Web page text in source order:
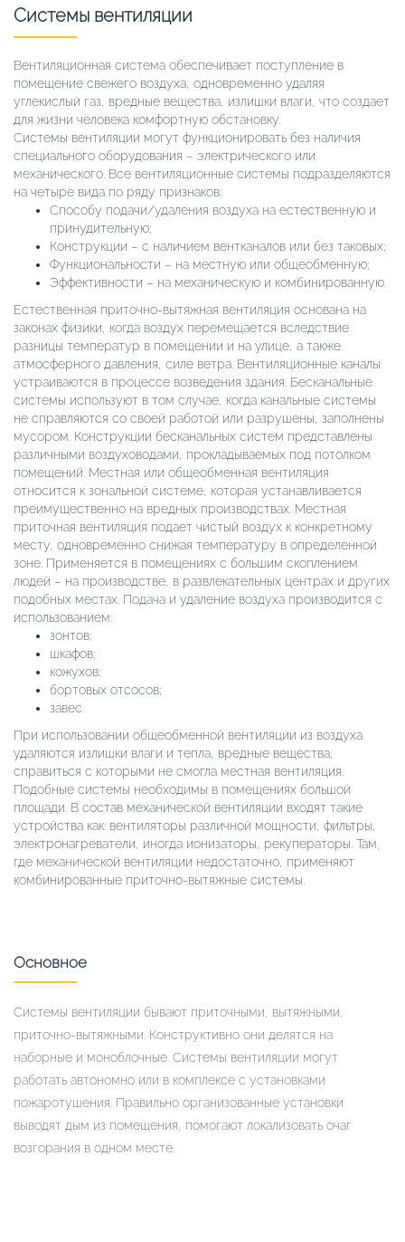
Системы вентиляции
Вентиляционная система обеспечивает поступление в
помещение свежего воздуха, одновременно удаляя
углекислый газ, вредные вещества, излишки влаги, что создает
для жизни человека комфортную обстановку.
Системы вентиляции могут функционировать без наличия
специального оборудования – электрического или
механического. Все вентиляционные системы подразделяются
на четыре вида по ряду признаков:
Способу подачи/удаления воздуха на естественную и
принудительную;
Конструкции – с наличием вентканалов или без таковых;
Функциональности – на местную или общеобменную;
Эффективности – на механическую и комбинированную.
Естественная приточно-вытяжная вентиляция основана на
законах физики, когда воздух перемещается вследствие
разницы температур в помещении и на улице, а также
атмосферного давления, силе ветра. Вентиляционные каналы
устраиваются в процессе возведения здания. Бесканальные
системы используют в том случае, когда канальные системы
не справляются со своей работой или разрушены, заполнены
мусором. Конструкции бесканальных систем представлены
различными воздуховодами, прокладываемых под потолком
помещений. Местная или общеобменная вентиляция
относится к зональной системе, которая устанавливается
преимущественно на вредных производствах. Местная
приточная вентиляция подает чистый воздух к конкретному
месту, одновременно снижая температуру в определенной
зоне. Применяется в помещениях с большим скоплением
людей – на производстве, в развлекательных центрах и других
подобных местах. Подача и удаление воздуха производится с
использованием:
зонтов;
шкафов;
кожухов;
бортовых отсосов;
завес.
При использовании общеобменной вентиляции из воздуха
удаляются излишки влаги и тепла, вредные вещества,
справиться с которыми не смогла местная вентиляция.
Подобные системы необходимы в помещениях большой
площади. В состав механической вентиляции входят такие
устройства как: вентиляторы различной мощности, фильтры,
электронагреватели, иногда ионизаторы, рекуператоры. Там,
где механической вентиляции недостаточно, применяют
комбинированные приточно-вытяжные системы.
Основное
Системы вентиляции бывают приточными, вытяжными,
приточно-вытяжными. Конструктивно они делятся на
наборные и моноблочные. Системы вентиляции могут
работать автономно или в комплексе с установками
пожаротушения. Правильно организованные установки
выводят дым из помещения, помогают локализовать очаг
возгорания в одном месте.